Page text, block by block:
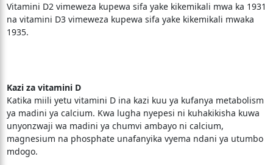
Vitamini D2 vimeweza kupewa sifa yake kikemikali mwa ka 1931
na vitamini D3 vimeweza kupewa sifa yake kikemikali mwaka
1935.
Kazi za vitamini D
Katika miili yetu vitamini D ina kazi kuu ya kufanya metabolism
ya madini ya calcium. Kwa lugha nyepesi ni kuhakikisha kuwa
unyonzwaji wa madini ya chumvi ambayo ni calcium,
magnesium na phosphate unafanyika vyema ndani ya utumbo
mdogo.